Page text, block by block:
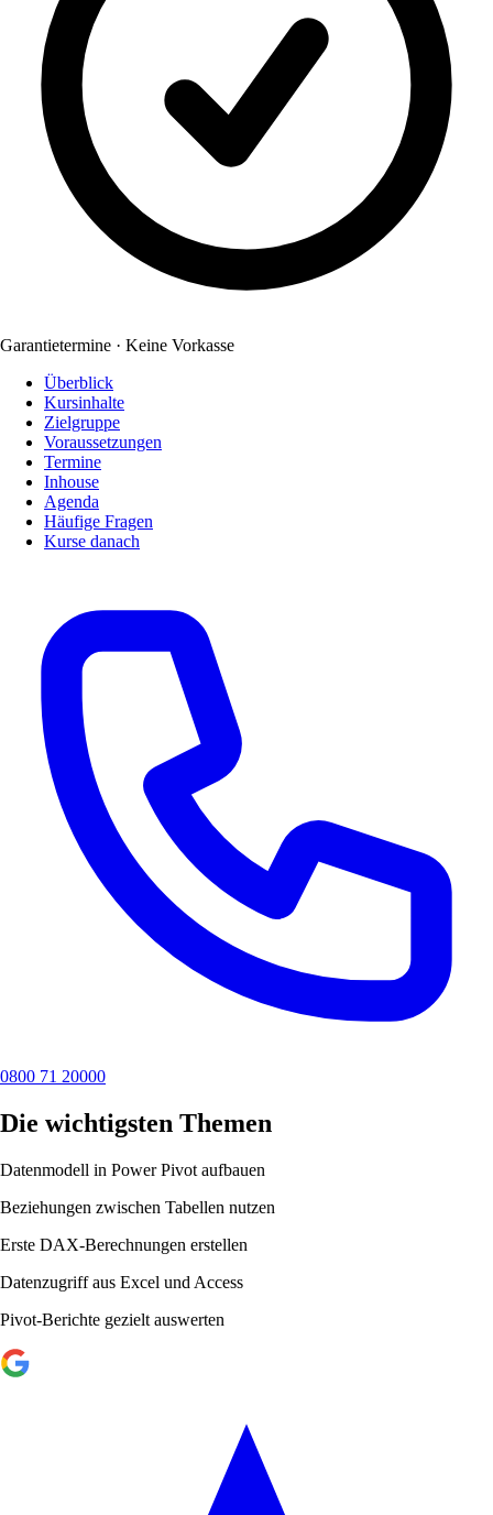
Garantietermine · Keine Vorkasse
Überblick
Kursinhalte
Zielgruppe
Voraussetzungen
Termine
Inhouse
Agenda
Häufige Fragen
Kurse danach
0800 71 20000
Die wichtigsten Themen
Datenmodell in Power Pivot aufbauen
Beziehungen zwischen Tabellen nutzen
Erste DAX-Berechnungen erstellen
Datenzugriff aus Excel und Access
Pivot-Berichte gezielt auswerten